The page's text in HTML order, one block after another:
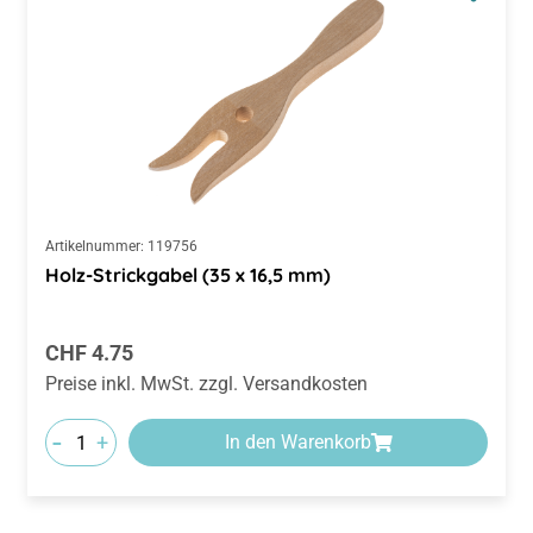
Artikelnummer: 119756
Holz-Strickgabel (35 x 16,5 mm)
Regulärer Preis:
CHF 4.75
Preise inkl. MwSt. zzgl. Versandkosten
- + In den Warenkorb